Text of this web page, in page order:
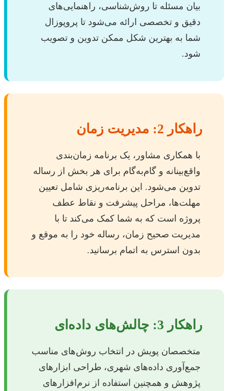
بیان مسئله تا روش‌شناسی، راهنمایی‌های
دقیق و تخصصی ارائه می‌شود تا پروپوزال
شما به بهترین شکل ممکن تدوین و تصویب
شود.
راهکار 2: مدیریت زمان
با همکاری مشاور، یک برنامه زمان‌بندی
واقع‌بینانه و گام‌به‌گام برای هر بخش از رساله
تدوین می‌شود. این برنامه‌ریزی شامل تعیین
مهلت‌ها، مراحل پیشرفت و نقاط عطف
پروژه است که به شما کمک می‌کند تا با
مدیریت صحیح زمان، رساله خود را به موقع و
بدون استرس به اتمام برسانید.
راهکار 3: چالش‌های داده‌ای
متخصصان پویش در انتخاب روش‌های مناسب
جمع‌آوری داده‌های شهری، طراحی ابزارهای
پژوهش و همچنین استفاده از نرم‌افزارهای